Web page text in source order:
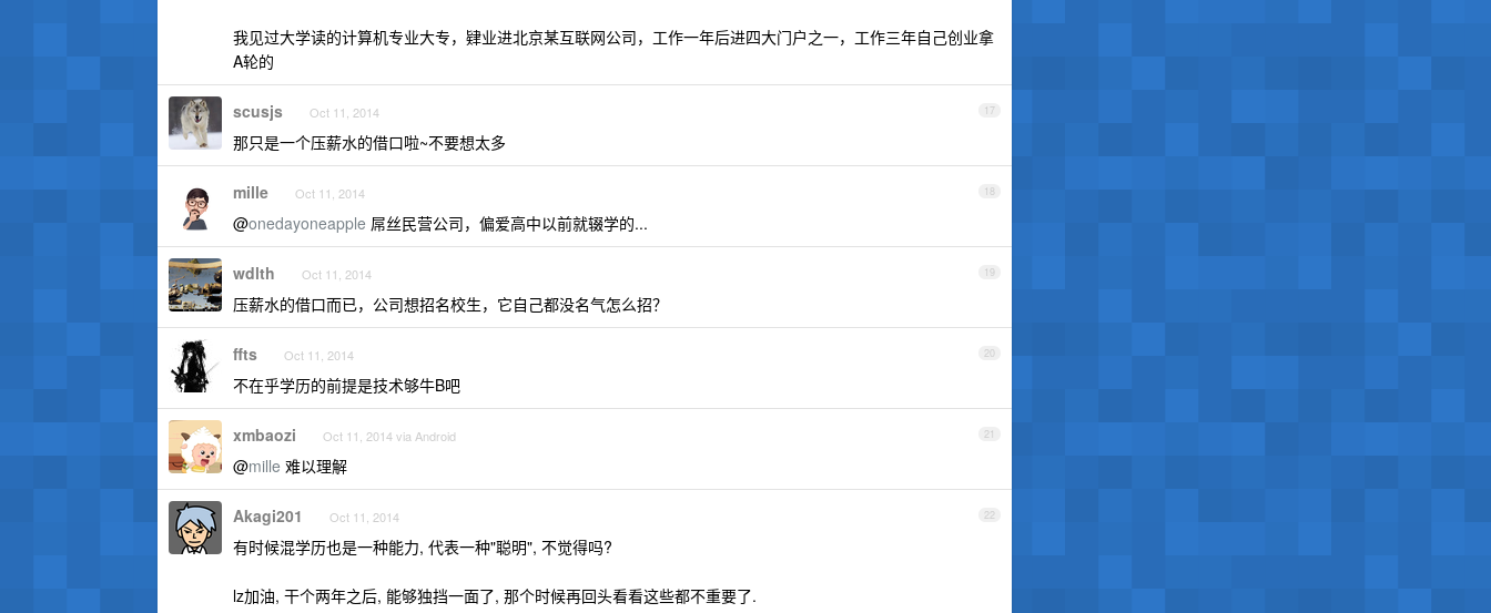
我见过大学读的计算机专业大专，肄业进北京某互联网公司，工作一年后进四大门户之一，工作三年自己创业拿
A轮的
17
scusjs Oct 11, 2014
那只是一个压薪水的借口啦~不要想太多
18
mille Oct 11, 2014
@onedayoneapple 屌丝民营公司，偏爱高中以前就辍学的...
19
wdlth Oct 11, 2014
压薪水的借口而已，公司想招名校生，它自己都没名气怎么招？
20
ffts Oct 11, 2014
不在乎学历的前提是技术够牛B吧
21
xmbaozi Oct 11, 2014 via Android
@mille 难以理解
22
Akagi201 Oct 11, 2014
有时候混学历也是一种能力, 代表一种"聪明", 不觉得吗?
lz加油, 干个两年之后, 能够独挡一面了, 那个时候再回头看看这些都不重要了.